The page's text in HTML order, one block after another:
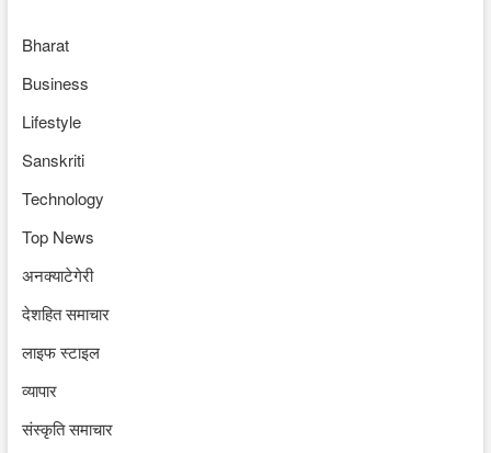
Bharat
Business
Lifestyle
Sanskriti
Technology
Top News
अनक्याटेगेरी
देशहित समाचार
लाइफ स्टाइल
व्यापार
संस्कृति समाचार